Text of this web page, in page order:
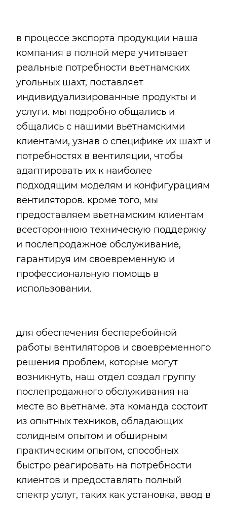
в процессе экспорта продукции наша
компания в полной мере учитывает
реальные потребности вьетнамских
угольных шахт, поставляет
индивидуализированные продукты и
услуги. мы подробно общались и
общались с нашими вьетнамскими
клиентами, узнав о специфике их шахт и
потребностях в вентиляции, чтобы
адаптировать их к наиболее
подходящим моделям и конфигурациям
вентиляторов. кроме того, мы
предоставляем вьетнамским клиентам
всестороннюю техническую поддержку
и послепродажное обслуживание,
гарантируя им своевременную и
профессиональную помощь в
использовании.
для обеспечения бесперебойной
работы вентиляторов и своевременного
решения проблем, которые могут
возникнуть, наш отдел создал группу
послепродажного обслуживания на
месте во вьетнаме. эта команда состоит
из опытных техников, обладающих
солидным опытом и обширным
практическим опытом, способных
быстро реагировать на потребности
клиентов и предоставлять полный
спектр услуг, таких как установка, ввод в